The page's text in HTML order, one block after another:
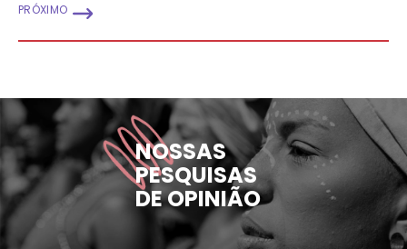
PRÓXIMO
NOSSAS
PESQUISAS
DE OPINIÃO